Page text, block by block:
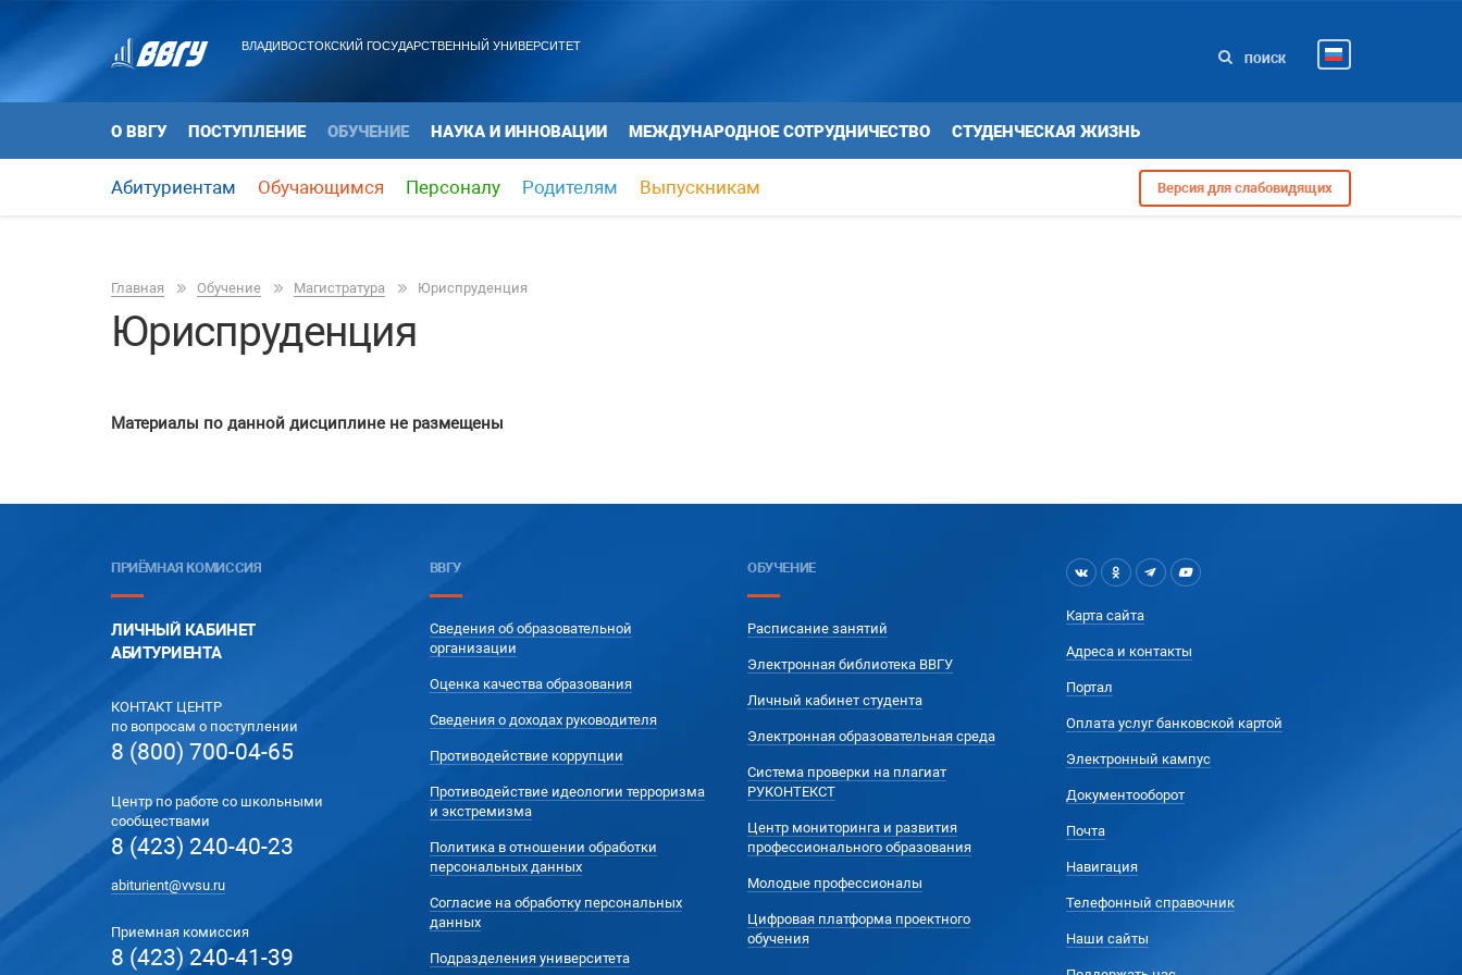
ВЛАДИВОСТОКСКИЙ ГОСУДАРСТВЕННЫЙ УНИВЕРСИТЕТ
ПОИСК
О ВВГУ ПОСТУПЛЕНИЕ ОБУЧЕНИЕ НАУКА И ИННОВАЦИИ МЕЖДУНАРОДНОЕ СОТРУДНИЧЕСТВО СТУДЕНЧЕСКАЯ ЖИЗНЬ
Абитуриентам Обучающимся Персоналу Родителям Выпускникам Версия для слабовидящих
Главная Обучение Магистратура Юриспруденция
Юриспруденция
Материалы по данной дисциплине не размещены
ПРИЁМНАЯ КОМИССИЯ
ЛИЧНЫЙ КАБИНЕТ
АБИТУРИЕНТА
КОНТАКТ ЦЕНТР
по вопросам о поступлении
8 (800) 700-04-65
Центр по работе со школьными
сообществами
8 (423) 240-40-23
abiturient@vvsu.ru
Приемная комиссия
8 (423) 240-41-39
ВВГУ
Сведения об образовательной
организации
Оценка качества образования
Сведения о доходах руководителя
Противодействие коррупции
Противодействие идеологии терроризма
и экстремизма
Политика в отношении обработки
персональных данных
Согласие на обработку персональных
данных
Подразделения университета
ОБУЧЕНИЕ
Расписание занятий
Электронная библиотека ВВГУ
Личный кабинет студента
Электронная образовательная среда
Система проверки на плагиат
РУКОНТЕКСТ
Центр мониторинга и развития
профессионального образования
Молодые профессионалы
Цифровая платформа проектного
обучения
Карта сайта
Адреса и контакты
Портал
Оплата услуг банковской картой
Электронный кампус
Документооборот
Почта
Навигация
Телефонный справочник
Наши сайты